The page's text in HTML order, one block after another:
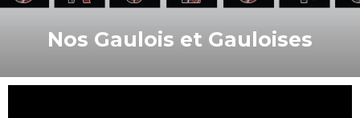
Nos Gaulois et Gauloises